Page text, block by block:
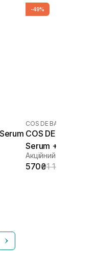
-49%
COS DE BAHA
COS DE BAHA
Serum + Azelaic
Акційний набір
570₴1 125₴